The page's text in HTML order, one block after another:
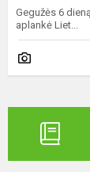
Gegužės 6
aplankė Liet...